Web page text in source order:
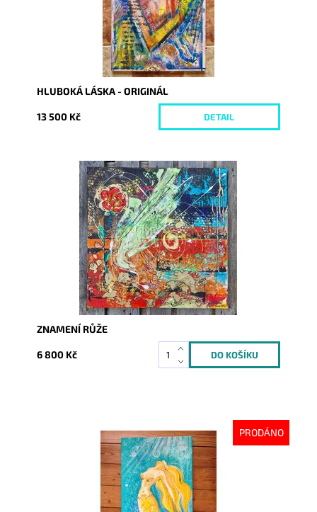
HLUBOKÁ LÁSKA - ORIGINÁL
13 500 Kč DETAIL
Dostupnost:
Skladem
9355
ZNAMENÍ RŮŽE
6 800 Kč
PRODÁNO
Vyprodáno
8732